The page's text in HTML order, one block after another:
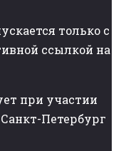
только с
ссылкой на
при участии
Петербург